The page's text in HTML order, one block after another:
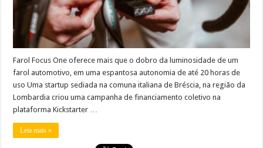
Farol Focus One oferece mais que o dobro da luminosidade de um
farol automotivo, em uma espantosa autonomia de até 20 horas de
uso Uma startup sediada na comuna italiana de Bréscia, na região da
Lombardia criou uma campanha de financiamento coletivo na
plataforma Kickstarter …
Leia mais »